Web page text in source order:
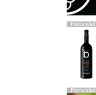
Publicidad
Publicidad